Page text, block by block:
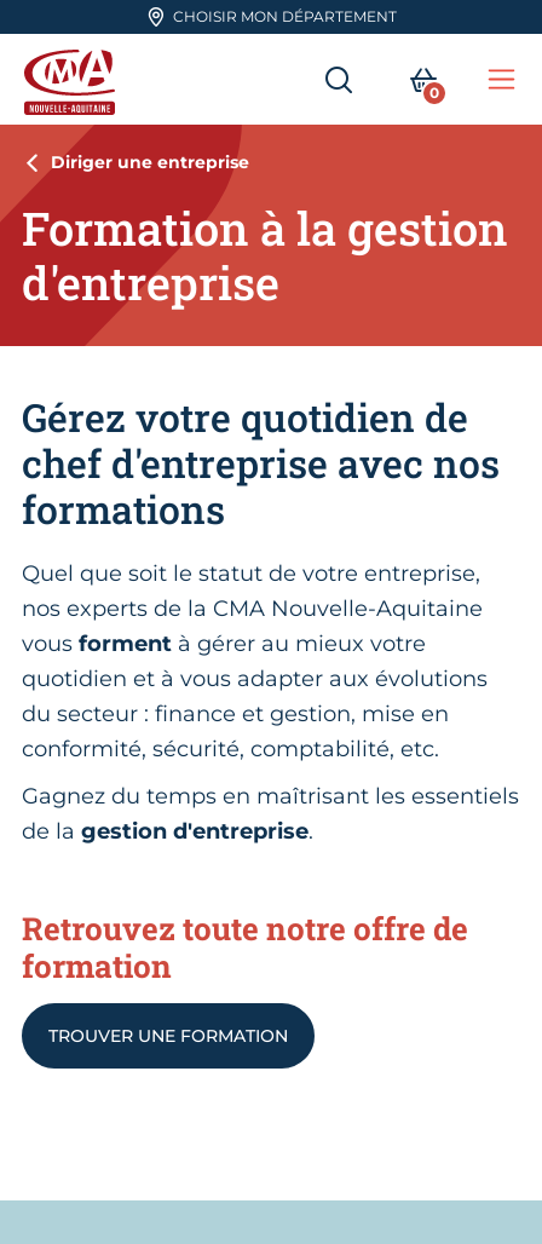
Aller en haut de pageCHOISIR MON DÉPARTEMENT
CMA Nouvelle-Aquitaine
RECHERCHER
MON
0
Diriger une entreprise
Formation à la gestion
d'entreprise
Gérez votre quotidien de
chef d'entreprise avec nos
formations
Quel que soit le statut de votre entreprise,
nos experts de la CMA Nouvelle-Aquitaine
vous forment à gérer au mieux votre
quotidien et à vous adapter aux évolutions
du secteur : finance et gestion, mise en
conformité, sécurité, comptabilité, etc.
Gagnez du temps en maîtrisant les essentiels
de la gestion d'entreprise.
Retrouvez toute notre offre de
formation
TROUVER UNE FORMATION